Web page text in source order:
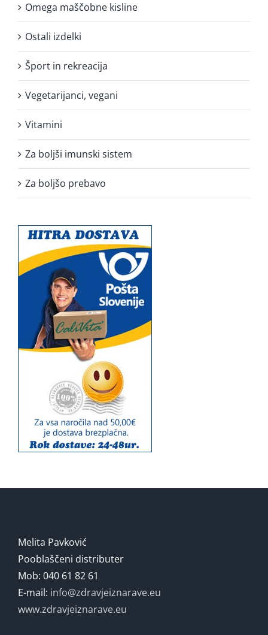
Omega maščobne kisline
Ostali izdelki
Šport in rekreacija
Vegetarijanci, vegani
Vitamini
Za boljši imunski sistem
Za boljšo prebavo
Melita Pavković
Pooblaščeni distributer
Mob: 040 61 82 61
E-mail: info@zdravjeiznarave.eu
www.zdravjeiznarave.eu